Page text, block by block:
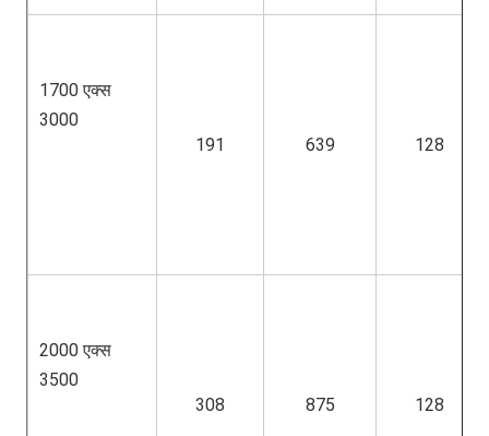
1700 एक्स
3000
191
639 128
2000 एक्स
3500
308
875 128